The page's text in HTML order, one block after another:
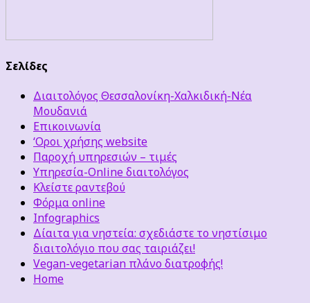
Σελίδες
Διαιτολόγος Θεσσαλονίκη-Χαλκιδική-Νέα
Μουδανιά
Επικοινωνία
‘Οροι χρήσης website
Παροχή υπηρεσιών – τιμές
Υπηρεσία-Online διαιτολόγος
Κλείστε ραντεβού
Φόρμα online
Infographics
Δίαιτα για νηστεία: σχεδιάστε το νηστίσιμο
διαιτολόγιο που σας ταιριάζει!
Vegan-vegetarian πλάνο διατροφής!
Home